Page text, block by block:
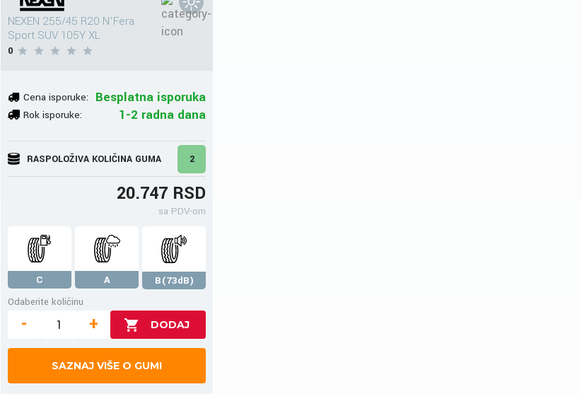
NEXEN 255/45 R20 N'Fera
Sport SUV 105Y XL
0
Cena isporuke: Besplatna isporuka
Rok isporuke: 1-2 radna dana
RASPOLOŽIVA KOLIČINA GUMA 2
20.747 RSD
sa PDV-om
C A
B(73dB)
Odaberite količinu
- +
SAZNAJ VIŠE O GUMI